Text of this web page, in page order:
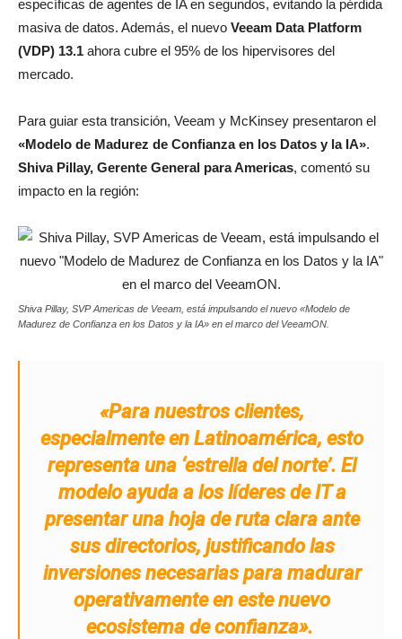
específicas de agentes de IA en segundos, evitando la pérdida
masiva de datos. Además, el nuevo Veeam Data Platform
(VDP) 13.1 ahora cubre el 95% de los hipervisores del
mercado.
Para guiar esta transición, Veeam y McKinsey presentaron el
«Modelo de Madurez de Confianza en los Datos y la IA».
Shiva Pillay, Gerente General para Americas, comentó su
impacto en la región:
Shiva Pillay, SVP Americas de Veeam, está impulsando el nuevo «Modelo de
Madurez de Confianza en los Datos y la IA» en el marco del VeeamON.
«Para nuestros clientes,
especialmente en Latinoamérica, esto
representa una ‘estrella del norte’. El
modelo ayuda a los líderes de IT a
presentar una hoja de ruta clara ante
sus directorios, justificando las
inversiones necesarias para madurar
operativamente en este nuevo
ecosistema de confianza».